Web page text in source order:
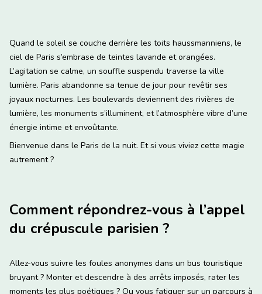
Quand le soleil se couche derrière les toits haussmanniens, le
ciel de Paris s’embrase de teintes lavande et orangées.
L’agitation se calme, un souffle suspendu traverse la ville
lumière. Paris abandonne sa tenue de jour pour revêtir ses
joyaux nocturnes. Les boulevards deviennent des rivières de
lumière, les monuments s’illuminent, et l’atmosphère vibre d’une
énergie intime et envoûtante.
Bienvenue dans le Paris de la nuit. Et si vous viviez cette magie
autrement ?
Comment répondrez-vous à l’appel
du crépuscule parisien ?
Allez-vous suivre les foules anonymes dans un bus touristique
bruyant ? Monter et descendre à des arrêts imposés, rater les
moments les plus poétiques ? Ou vous fatiguer sur un parcours à